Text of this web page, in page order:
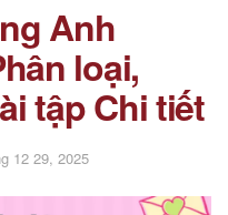
Anh
loại,
tập Chi tiết
12 29, 2025